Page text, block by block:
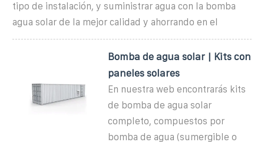
tipo de instalación, y suministrar agua con la bomba
agua solar de la mejor calidad y ahorrando en el
Bomba de agua solar | Kits con
paneles solares
En nuestra web encontrarás kits
de bomba de agua solar
completo, compuestos por
bomba de agua (sumergible o